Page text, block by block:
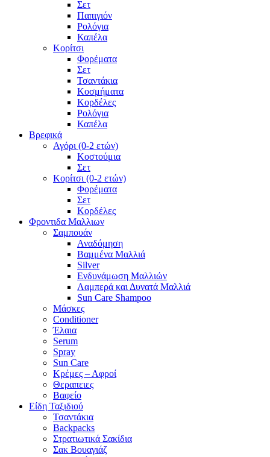
Σετ
Παπιγιόν
Ρολόγια
Καπέλα
Κορίτσι
Φορέματα
Σετ
Τσαντάκια
Κοσμήματα
Κορδέλες
Ρολόγια
Καπέλα
Βρεφικά
Αγόρι (0-2 ετών)
Κοστούμια
Σετ
Κορίτσι (0-2 ετών)
Φορέματα
Σετ
Κορδέλες
Φροντιδα Μαλλιων
Σαμπουάν
Αναδόμηση
Βαμμένα Μαλλιά
Silver
Ενδυνάμωση Μαλλιών
Λαμπερά και Δυνατά Μαλλιά
Sun Care Shampoo
Μάσκες
Conditioner
Έλαια
Serum
Spray
Sun Care
Κρέμες – Αφροί
Θεραπειες
Βαφείο
Είδη Ταξιδιού
Τσαντάκια
Backpacks
Στρατιωτικά Σακίδια
Σακ Βουαγιάζ